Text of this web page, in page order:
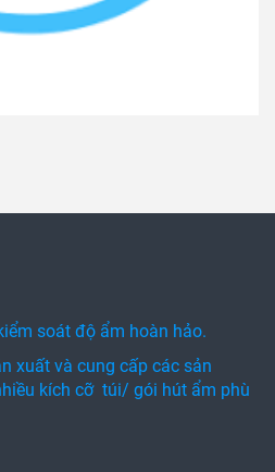
soát độ ẩm hoàn hảo.
xuất và cung cấp các sản
kích cỡ túi/ gói hút ẩm phù